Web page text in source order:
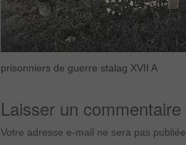
prisonniers de guerre stalag XVII A
Laisser un commentaire
Votre adresse e-mail ne sera pas publiée.